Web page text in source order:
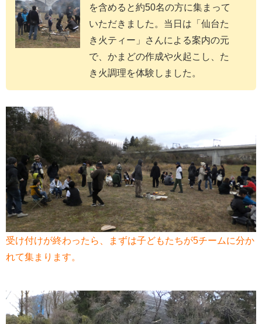
を含めると約50名の方に集まって
いただきました。当日は「仙台た
き火ティー」さんによる案内の元
で、かまどの作成や火起こし、た
き火調理を体験しました。
受け付けが終わったら、まずは子どもたちが5チームに分か
れて集まります。